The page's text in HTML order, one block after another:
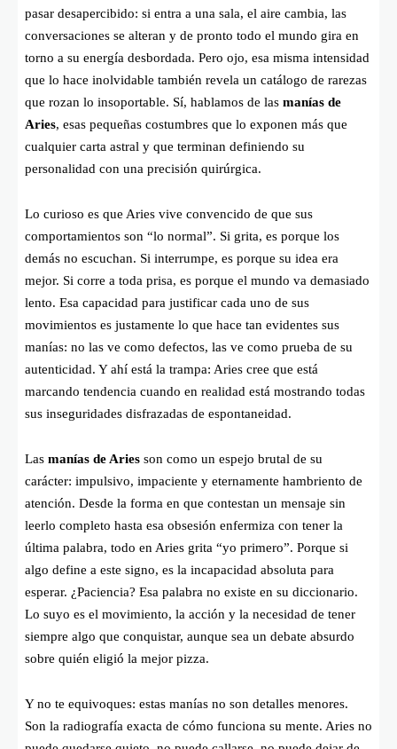
pasar desapercibido: si entra a una sala, el aire cambia, las
conversaciones se alteran y de pronto todo el mundo gira en
torno a su energía desbordada. Pero ojo, esa misma intensidad
que lo hace inolvidable también revela un catálogo de rarezas
que rozan lo insoportable. Sí, hablamos de las manías de
Aries, esas pequeñas costumbres que lo exponen más que
cualquier carta astral y que terminan definiendo su
personalidad con una precisión quirúrgica.
Lo curioso es que Aries vive convencido de que sus
comportamientos son “lo normal”. Si grita, es porque los
demás no escuchan. Si interrumpe, es porque su idea era
mejor. Si corre a toda prisa, es porque el mundo va demasiado
lento. Esa capacidad para justificar cada uno de sus
movimientos es justamente lo que hace tan evidentes sus
manías: no las ve como defectos, las ve como prueba de su
autenticidad. Y ahí está la trampa: Aries cree que está
marcando tendencia cuando en realidad está mostrando todas
sus inseguridades disfrazadas de espontaneidad.
Las manías de Aries son como un espejo brutal de su
carácter: impulsivo, impaciente y eternamente hambriento de
atención. Desde la forma en que contestan un mensaje sin
leerlo completo hasta esa obsesión enfermiza con tener la
última palabra, todo en Aries grita “yo primero”. Porque si
algo define a este signo, es la incapacidad absoluta para
esperar. ¿Paciencia? Esa palabra no existe en su diccionario.
Lo suyo es el movimiento, la acción y la necesidad de tener
siempre algo que conquistar, aunque sea un debate absurdo
sobre quién eligió la mejor pizza.
Y no te equivoques: estas manías no son detalles menores.
Son la radiografía exacta de cómo funciona su mente. Aries no